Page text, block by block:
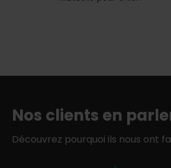
Nos clients en
Découvrez pourquoi ils nous ont